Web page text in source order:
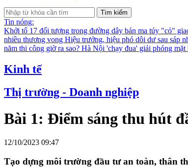
Tìm kiếm
Tin nóng:
Khởi tố 17 đối tượng trong đường dây bán ma túy "cỏ"
nhiều thương vong Hiệu trưởng, hiệu phó dôi dư sau sáp
năm thi công giờ ra sao? Hà Nội 'chạy đua' giải phóng
Kinh tế
Thị trường - Doanh nghiệp
Bài 1: Điểm sáng thu hút
12/10/2023 09:47
Tạo dựng môi trường đầu tư an toàn, thân